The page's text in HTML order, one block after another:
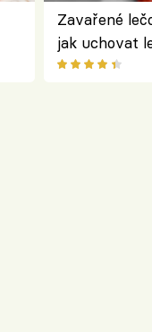
Zavařené
jak uchovat